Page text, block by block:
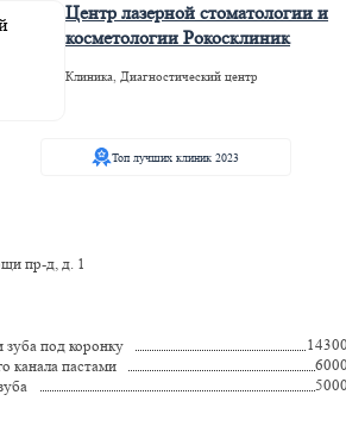
Центр лазерной стоматологии и
косметологии Рокосклиник
Клиника, Диагностический центр
Топ лучших клиник 2023
пр-д, д. 1
зуба под коронку
канала пастами